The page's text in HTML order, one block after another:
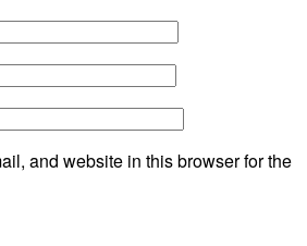
and website in this browser for the